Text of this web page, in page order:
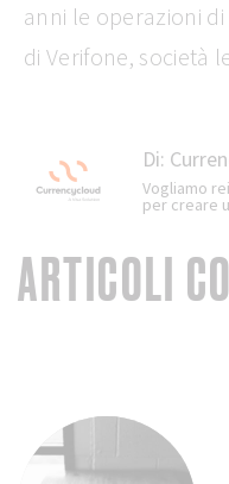
anni le operazioni di
di Verifone, società
Di:
Vogliamo
per creare
ARTICOLI